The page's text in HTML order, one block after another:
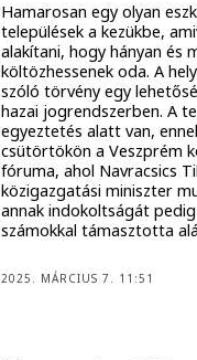
Hamarosan egy olyan
települések a kezükbe,
alakítani, hogy hányan és
költözhessenek oda. A
szóló törvény egy
hazai jogrendszerben. A
egyeztetés alatt van,
csütörtökön a Veszprém
fóruma, ahol Navracsics
közigazgatási miniszter
annak indokoltságát
számokkal támasztotta
2025. MÁRCIUS 7. 11:51